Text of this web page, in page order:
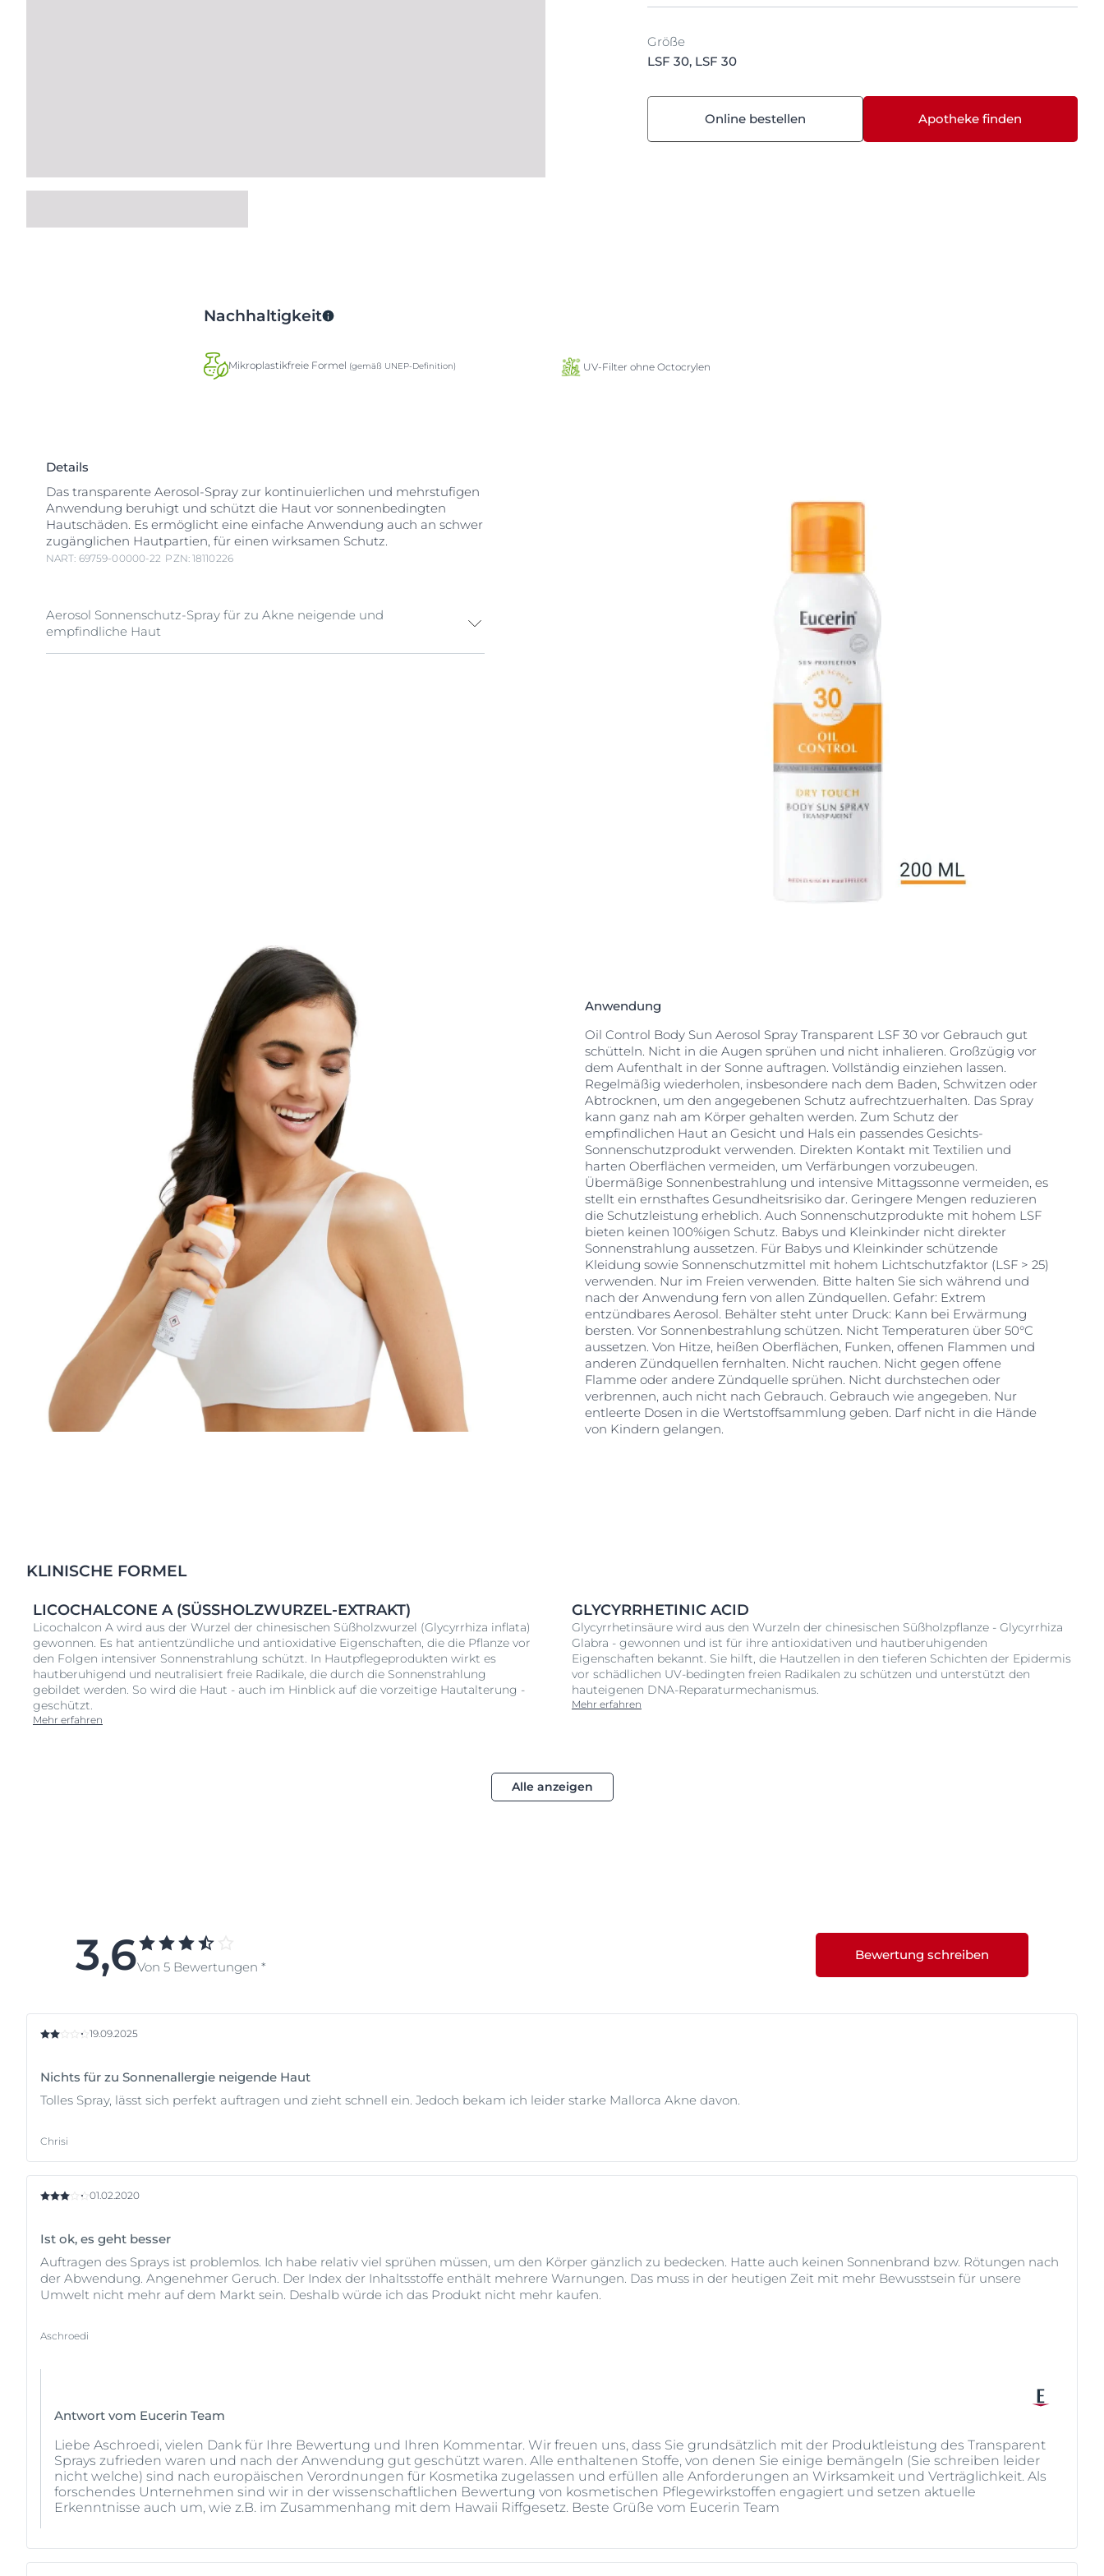
Größe
LSF 30, LSF 30
Online bestellen Apotheke finden
Nachhaltigkeit
Mikroplastikfreie Formel (gemäß UNEP-Definition) UV-Filter ohne Octocrylen
Details
Das transparente Aerosol-Spray zur kontinuierlichen und mehrstufigen
Anwendung beruhigt und schützt die Haut vor sonnenbedingten
Hautschäden. Es ermöglicht eine einfache Anwendung auch an schwer
zugänglichen Hautpartien, für einen wirksamen Schutz.
NART: 69759-00000-22 PZN: 18110226
Aerosol Sonnenschutz-Spray für zu Akne neigende und
empfindliche Haut
Anwendung
Oil Control Body Sun Aerosol Spray Transparent LSF 30 vor Gebrauch gut
schütteln. Nicht in die Augen sprühen und nicht inhalieren. Großzügig vor
dem Aufenthalt in der Sonne auftragen. Vollständig einziehen lassen.
Regelmäßig wiederholen, insbesondere nach dem Baden, Schwitzen oder
Abtrocknen, um den angegebenen Schutz aufrechtzuerhalten. Das Spray
kann ganz nah am Körper gehalten werden. Zum Schutz der
empfindlichen Haut an Gesicht und Hals ein passendes Gesichts-
Sonnenschutzprodukt verwenden. Direkten Kontakt mit Textilien und
harten Oberflächen vermeiden, um Verfärbungen vorzubeugen.
Übermäßige Sonnenbestrahlung und intensive Mittagssonne vermeiden, es
stellt ein ernsthaftes Gesundheitsrisiko dar. Geringere Mengen reduzieren
die Schutzleistung erheblich. Auch Sonnenschutzprodukte mit hohem LSF
bieten keinen 100%igen Schutz. Babys und Kleinkinder nicht direkter
Sonnenstrahlung aussetzen. Für Babys und Kleinkinder schützende
Kleidung sowie Sonnenschutzmittel mit hohem Lichtschutzfaktor (LSF > 25)
verwenden. Nur im Freien verwenden. Bitte halten Sie sich während und
nach der Anwendung fern von allen Zündquellen. Gefahr: Extrem
entzündbares Aerosol. Behälter steht unter Druck: Kann bei Erwärmung
bersten. Vor Sonnenbestrahlung schützen. Nicht Temperaturen über 50°C
aussetzen. Von Hitze, heißen Oberflächen, Funken, offenen Flammen und
anderen Zündquellen fernhalten. Nicht rauchen. Nicht gegen offene
Flamme oder andere Zündquelle sprühen. Nicht durchstechen oder
verbrennen, auch nicht nach Gebrauch. Gebrauch wie angegeben. Nur
entleerte Dosen in die Wertstoffsammlung geben. Darf nicht in die Hände
von Kindern gelangen.
KLINISCHE FORMEL
LICOCHALCONE A (SÜSSHOLZWURZEL-EXTRAKT)
Licochalcon A wird aus der Wurzel der chinesischen Süßholzwurzel (Glycyrrhiza inflata)
gewonnen. Es hat antientzündliche und antioxidative Eigenschaften, die die Pflanze vor
den Folgen intensiver Sonnenstrahlung schützt. In Hautpflegeprodukten wirkt es
hautberuhigend und neutralisiert freie Radikale, die durch die Sonnenstrahlung
gebildet werden. So wird die Haut - auch im Hinblick auf die vorzeitige Hautalterung -
geschützt.
Mehr erfahren
GLYCYRRHETINIC ACID
Glycyrrhetinsäure wird aus den Wurzeln der chinesischen Süßholzpflanze - Glycyrrhiza
Glabra - gewonnen und ist für ihre antioxidativen und hautberuhigenden
Eigenschaften bekannt. Sie hilft, die Hautzellen in den tieferen Schichten der Epidermis
vor schädlichen UV-bedingten freien Radikalen zu schützen und unterstützt den
hauteigenen DNA-Reparaturmechanismus.
Mehr erfahren
Alle anzeigen
3,6Von 5 Bewertungen *
Bewertung schreiben
19.09.2025
Nichts für zu Sonnenallergie neigende Haut
Tolles Spray, lässt sich perfekt auftragen und zieht schnell ein. Jedoch bekam ich leider starke Mallorca Akne davon.
Chrisi
01.02.2020
Ist ok, es geht besser
Auftragen des Sprays ist problemlos. Ich habe relativ viel sprühen müssen, um den Körper gänzlich zu bedecken. Hatte auch keinen Sonnenbrand bzw. Rötungen nach
der Abwendung. Angenehmer Geruch. Der Index der Inhaltsstoffe enthält mehrere Warnungen. Das muss in der heutigen Zeit mit mehr Bewusstsein für unsere
Umwelt nicht mehr auf dem Markt sein. Deshalb würde ich das Produkt nicht mehr kaufen.
Aschroedi
Antwort vom Eucerin Team
Liebe Aschroedi, vielen Dank für Ihre Bewertung und Ihren Kommentar. Wir freuen uns, dass Sie grundsätzlich mit der Produktleistung des Transparent
Sprays zufrieden waren und nach der Anwendung gut geschützt waren. Alle enthaltenen Stoffe, von denen Sie einige bemängeln (Sie schreiben leider
nicht welche) sind nach europäischen Verordnungen für Kosmetika zugelassen und erfüllen alle Anforderungen an Wirksamkeit und Verträglichkeit. Als
forschendes Unternehmen sind wir in der wissenschaftlichen Bewertung von kosmetischen Pflegewirkstoffen engagiert und setzen aktuelle
Erkenntnisse auch um, wie z.B. im Zusammenhang mit dem Hawaii Riffgesetz. Beste Grüße vom Eucerin Team